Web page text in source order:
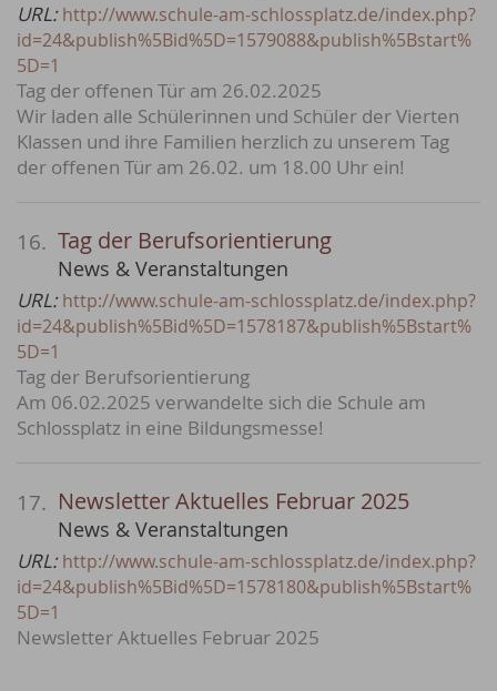
URL: http://www.schule-am-schlossplatz.de/index.php?
id=24&publish%5Bid%5D=1579088&publish%5Bstart%
5D=1
Tag der offenen Tür am 26.02.2025
Wir laden alle Schülerinnen und Schüler der Vierten
Klassen und ihre Familien herzlich zu unserem Tag
der offenen Tür am 26.02. um 18.00 Uhr ein!
16. Tag der Berufsorientierung
News & Veranstaltungen
URL: http://www.schule-am-schlossplatz.de/index.php?
id=24&publish%5Bid%5D=1578187&publish%5Bstart%
5D=1
Tag der Berufsorientierung
Am 06.02.2025 verwandelte sich die Schule am
Schlossplatz in eine Bildungsmesse!
17. Newsletter Aktuelles Februar 2025
News & Veranstaltungen
URL: http://www.schule-am-schlossplatz.de/index.php?
id=24&publish%5Bid%5D=1578180&publish%5Bstart%
5D=1
Newsletter Aktuelles Februar 2025